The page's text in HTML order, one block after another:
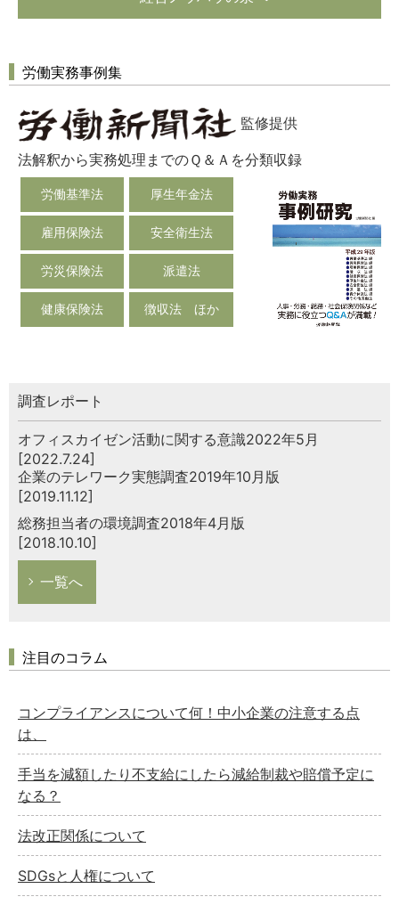
労働実務事例集
監修提供
法解釈から実務処理までのＱ＆Ａを分類収録
労働基準法 厚生年金法
雇用保険法 安全衛生法
労災保険法 派遣法
健康保険法 徴収法 ほか
調査レポート
オフィスカイゼン活動に関する意識2022年5月
[2022.7.24]
企業のテレワーク実態調査2019年10月版
[2019.11.12]
総務担当者の環境調査2018年4月版
[2018.10.10]
一覧へ
注目のコラム
コンプライアンスについて何！中小企業の注意する点
は、
手当を減額したり不支給にしたら減給制裁や賠償予定に
なる？
法改正関係について
SDGsと人権について